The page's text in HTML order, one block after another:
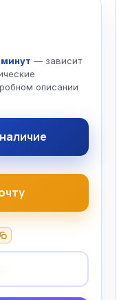
— зависит
описании